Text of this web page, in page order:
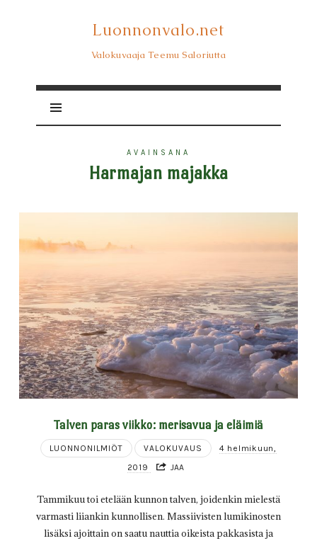
Luonnonvalo.net
Luonnonvalo.net
Valokuvaaja Teemu Saloriutta
AVAINSANA
Harmajan majakka
Talven paras viikko: merisavua ja eläimiä
LUONNONILMIÖT VALOKUVAUS
4 helmikuun,
2019
JAA
Tammikuu toi etelään kunnon talven, joidenkin mielestä
varmasti liiankin kunnollisen. Massiivisten lumikinosten
lisäksi ajoittain on saatu nauttia oikeista pakkasista ja